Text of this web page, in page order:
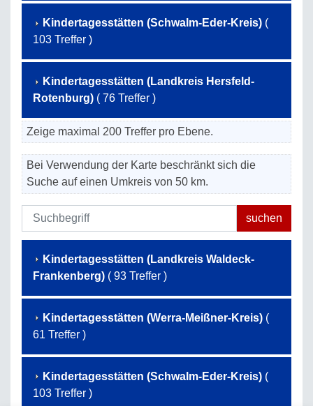
Kindertagesstätten (Schwalm-Eder-Kreis) (
103 Treffer )
Kindertagesstätten (Landkreis Hersfeld-
Rotenburg) ( 76 Treffer )
Zeige maximal 200 Treffer pro Ebene.
Bei Verwendung der Karte beschränkt sich die
Suche auf einen Umkreis von 50 km.
Kindertagesstätten (Landkreis Waldeck-
Frankenberg) ( 93 Treffer )
Kindertagesstätten (Werra-Meißner-Kreis) (
61 Treffer )
Kindertagesstätten (Schwalm-Eder-Kreis) (
103 Treffer )